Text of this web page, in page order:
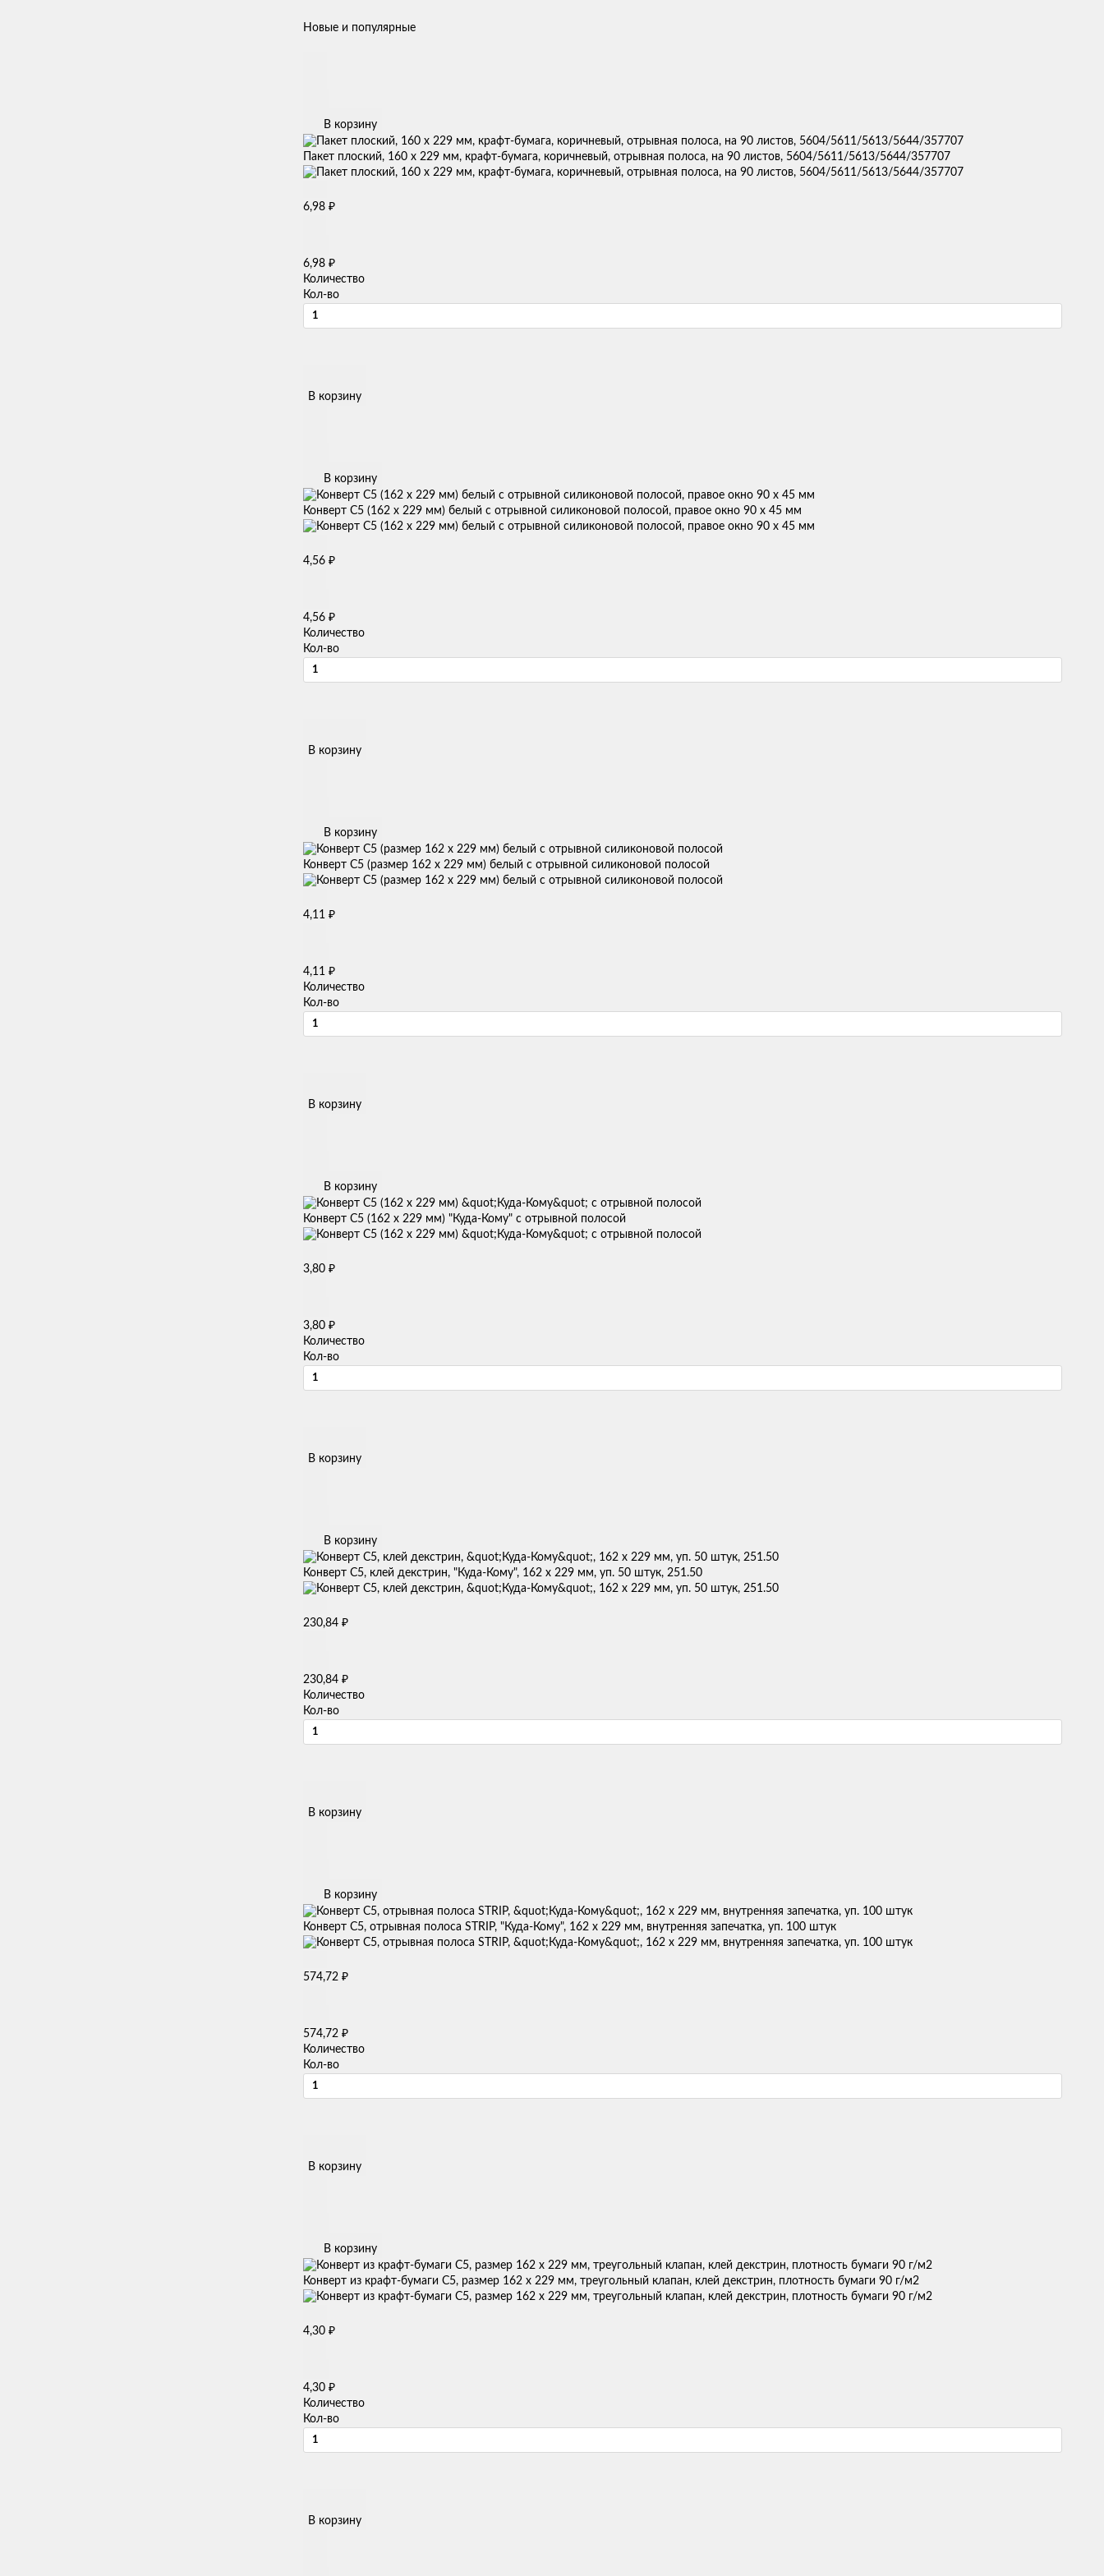
Новые и популярные
В корзину
Пакет плоский, 160 х 229 мм, крафт-бумага, коричневый, отрывная полоса, на 90 листов, 5604/5611/5613/5644/357707
6,98 ₽
6,98 ₽
Количество
Кол-во
В корзину
В корзину
Конверт С5 (162 х 229 мм) белый с отрывной силиконовой полосой, правое окно 90 x 45 мм
4,56 ₽
4,56 ₽
Количество
Кол-во
В корзину
В корзину
Конверт С5 (размер 162 х 229 мм) белый с отрывной силиконовой полосой
4,11 ₽
4,11 ₽
Количество
Кол-во
В корзину
В корзину
Конверт С5 (162 х 229 мм) "Куда-Кому" с отрывной полосой
3,80 ₽
3,80 ₽
Количество
Кол-во
В корзину
В корзину
Конверт С5, клей декстрин, "Куда-Кому", 162 х 229 мм, уп. 50 штук, 251.50
230,84 ₽
230,84 ₽
Количество
Кол-во
В корзину
В корзину
Конверт С5, отрывная полоса STRIP, "Куда-Кому", 162 х 229 мм, внутренняя запечатка, уп. 100 штук
574,72 ₽
574,72 ₽
Количество
Кол-во
В корзину
В корзину
Конверт из крафт-бумаги С5, размер 162 х 229 мм, треугольный клапан, клей декстрин, плотность бумаги 90 г/м2
4,30 ₽
4,30 ₽
Количество
Кол-во
В корзину